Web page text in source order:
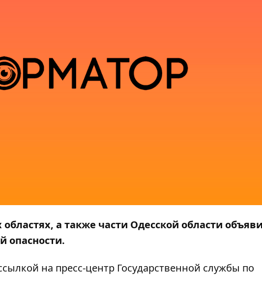
а также части Одесской области
опасности.
на пресс-центр Государственной службы по